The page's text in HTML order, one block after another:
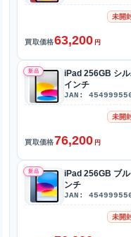
未開
買取価格63,200 円
新品
iPad 256GB シ
インチ
JAN:
未開
買取価格76,200 円
新品
iPad 256GB ブ
ンチ
JAN:
未開